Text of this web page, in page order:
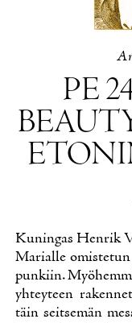
PE
Ku­nin­gas Hen­rik
Ma­rial­le
pun­kiin.
yh­tey­teen
täin seit­se­män